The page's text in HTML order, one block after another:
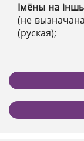
Імёны на
(не
(руская);